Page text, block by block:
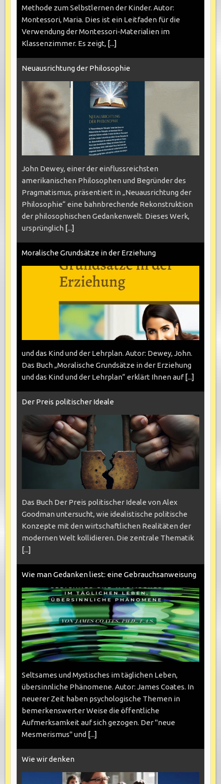
Methode zum Selbstlernen der Kinder. Autor:
Montessori, Maria. Dies ist ein Leitfaden für die
Verwendung der Montessori-Materialien im
Klassenzimmer. Es zeigt, [...]
Neuausrichtung der Philosophie
John Dewey, einer der einflussreichsten
amerikanischen Philosophen und Begründer des
Pragmatismus, präsentiert in „Neuausrichtung der
Philosophie“ eine bahnbrechende Rekonstruktion
der philosophischen Gedankenwelt. Dieses Werk,
ursprünglich [...]
Moralische Grundsätze in der Erziehung
und das Kind und der Lehrplan. Autor: Dewey, John.
Das Buch „Moralische Grundsätze in der Erziehung
und das Kind und der Lehrplan“ erklärt Ihnen auf [...]
Der Preis politischer Ideale
Das Buch Der Preis politischer Ideale von Alex
Goodman untersucht, wie idealistische politische
Konzepte mit den wirtschaftlichen Realitäten der
modernen Welt kollidieren. Die zentrale Thematik
[...]
Wie man Gedanken liest: eine Gebrauchsanweisung
Seltsames und Mystisches im täglichen Leben,
übersinnliche Phänomene. Autor: James Coates. In
neuerer Zeit haben psychologische Themen in
bemerkenswerter Weise die öffentliche
Aufmerksamkeit auf sich gezogen. Der "neue
Mesmerismus" und [...]
Wie wir denken